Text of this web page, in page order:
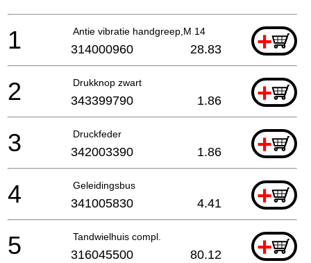
Antie vibratie handgreep,M 14 +
1 314000960 28.83
Drukknop zwart +
2 343399790 1.86
Druckfeder +
3 342003390 1.86
Geleidingsbus +
4 341005830 4.41
Tandwielhuis compl. +
5 316045500 80.12